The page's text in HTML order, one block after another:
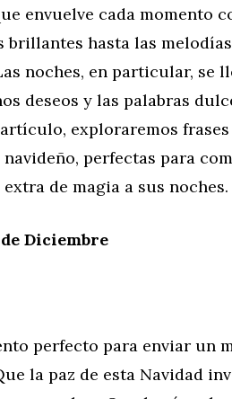
envuelve cada momento
brillantes hasta las
noches, en particular, se
deseos y las palabras
exploraremos frases
perfectas para
de magia a sus noches.
Diciembre
perfecto para enviar un
la paz de esta Navidad